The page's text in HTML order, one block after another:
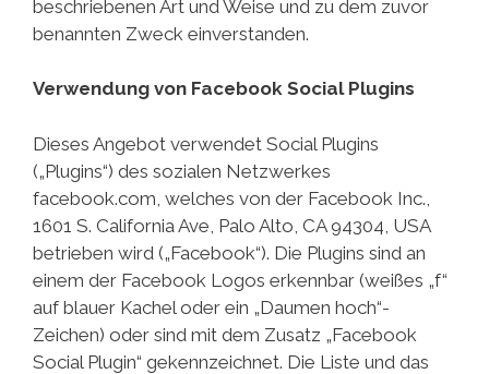
beschriebenen Art und Weise und zu dem zuvor
benannten Zweck einverstanden.
Verwendung von Facebook Social Plugins
Dieses Angebot verwendet Social Plugins
(„Plugins“) des sozialen Netzwerkes
facebook.com, welches von der Facebook Inc.,
1601 S. California Ave, Palo Alto, CA 94304, USA
betrieben wird („Facebook“). Die Plugins sind an
einem der Facebook Logos erkennbar (weißes „f“
auf blauer Kachel oder ein „Daumen hoch“-
Zeichen) oder sind mit dem Zusatz „Facebook
Social Plugin“ gekennzeichnet. Die Liste und das